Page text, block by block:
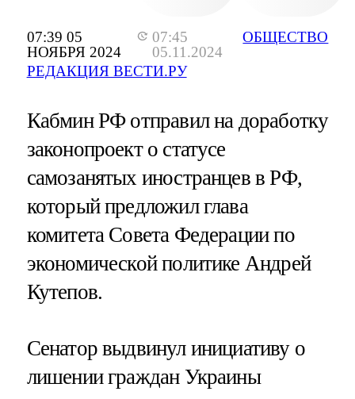
07:39 05
НОЯБРЯ 2024
07:45
05.11.2024
РЕДАКЦИЯ ВЕСТИ.РУ
ОБЩЕСТВО
Кабмин РФ отправил на доработку
законопроект о статусе
самозанятых иностранцев в РФ,
который предложил глава
комитета Совета Федерации по
экономической политике Андрей
Кутепов.
Сенатор выдвинул инициативу о
лишении граждан Украины